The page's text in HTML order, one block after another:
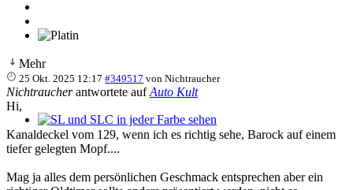
SL und SLC in jeder Farbe sehen
Mehr
25 Okt. 2025 12:17 #349517 vonNichtraucher
Nichtraucherantwortete aufAuto Kult
Hi,
Kanaldeckel vom 129, wenn ich es richtig sehe, Barock auf einem
tiefer gelegten Mopf....
Mag ja alles dem persönlichen Geschmack entsprechen aber ein